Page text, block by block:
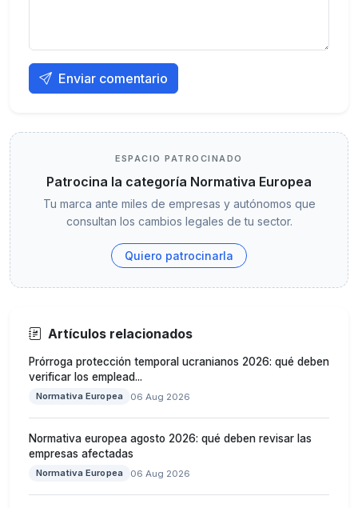
Enviar comentario
ESPACIO PATROCINADO
Patrocina la categoría Normativa Europea
Tu marca ante miles de empresas y autónomos que
consultan los cambios legales de tu sector.
Quiero patrocinarla
Artículos relacionados
Prórroga protección temporal ucranianos 2026: qué deben
verificar los emplead...
Normativa Europea 06 Aug 2026
Normativa europea agosto 2026: qué deben revisar las
empresas afectadas
Normativa Europea 06 Aug 2026